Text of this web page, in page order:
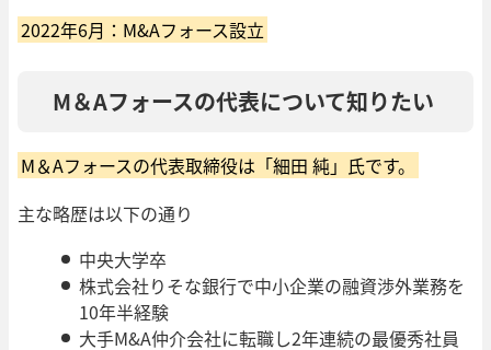
2022年6月：M&Aフォース設立
M＆Aフォースの代表について知りたい
M＆Aフォースの代表取締役は「細田 純」氏です。
主な略歴は以下の通り
中央大学卒
株式会社りそな銀行で中小企業の融資渉外業務を
10年半経験
大手M&A仲介会社に転職し2年連続の最優秀社員